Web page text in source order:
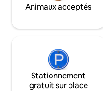
Animaux acceptés
Stationnement
gratuit sur place